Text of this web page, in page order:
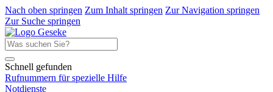
Nach oben springen Zum Inhalt springen Zur Navigation springen
Zur Suche springen
Schnell gefunden
Rufnummern für spezielle Hilfe
Notdienste